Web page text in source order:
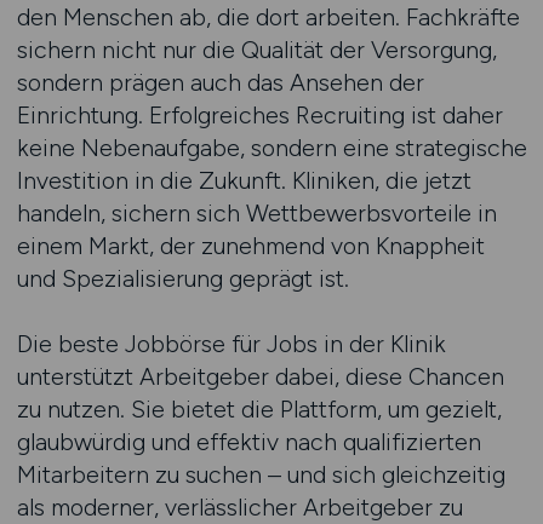
den Menschen ab, die dort arbeiten. Fachkräfte
sichern nicht nur die Qualität der Versorgung,
sondern prägen auch das Ansehen der
Einrichtung. Erfolgreiches Recruiting ist daher
keine Nebenaufgabe, sondern eine strategische
Investition in die Zukunft. Kliniken, die jetzt
handeln, sichern sich Wettbewerbsvorteile in
einem Markt, der zunehmend von Knappheit
und Spezialisierung geprägt ist.
Die beste Jobbörse für Jobs in der Klinik
unterstützt Arbeitgeber dabei, diese Chancen
zu nutzen. Sie bietet die Plattform, um gezielt,
glaubwürdig und effektiv nach qualifizierten
Mitarbeitern zu suchen – und sich gleichzeitig
als moderner, verlässlicher Arbeitgeber zu